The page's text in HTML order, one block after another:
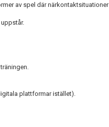
av spel där närkontaktsituationer
plattformar istället).